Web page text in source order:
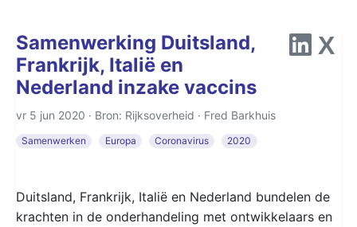
Samenwerking Duitsland,
Frankrijk, Italië en
Nederland inzake vaccins
vr 5 jun 2020 · Bron: Rijksoverheid · Fred Barkhuis
Samenwerken Europa Coronavirus 2020
Duitsland, Frankrijk, Italië en Nederland bundelen de
krachten in de onderhandeling met ontwikkelaars en